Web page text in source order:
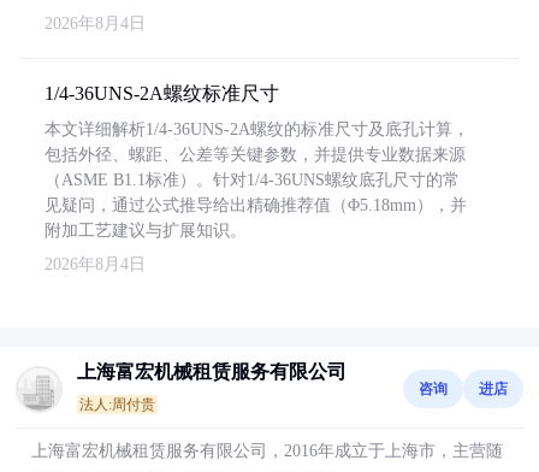
2026年8月4日
1/4-36UNS-2A螺纹标准尺寸
本文详细解析1/4-36UNS-2A螺纹的标准尺寸及底孔计算，
包括外径、螺距、公差等关键参数，并提供专业数据来源
（ASME B1.1标准）。针对1/4-36UNS螺纹底孔尺寸的常
见疑问，通过公式推导给出精确推荐值（Φ5.18mm），并
附加工艺建议与扩展知识。
2026年8月4日
上海富宏机械租赁服务有限公司
法人:周付贵
咨询 进店
上海富宏机械租赁服务有限公司，2016年成立于上海市，主营随